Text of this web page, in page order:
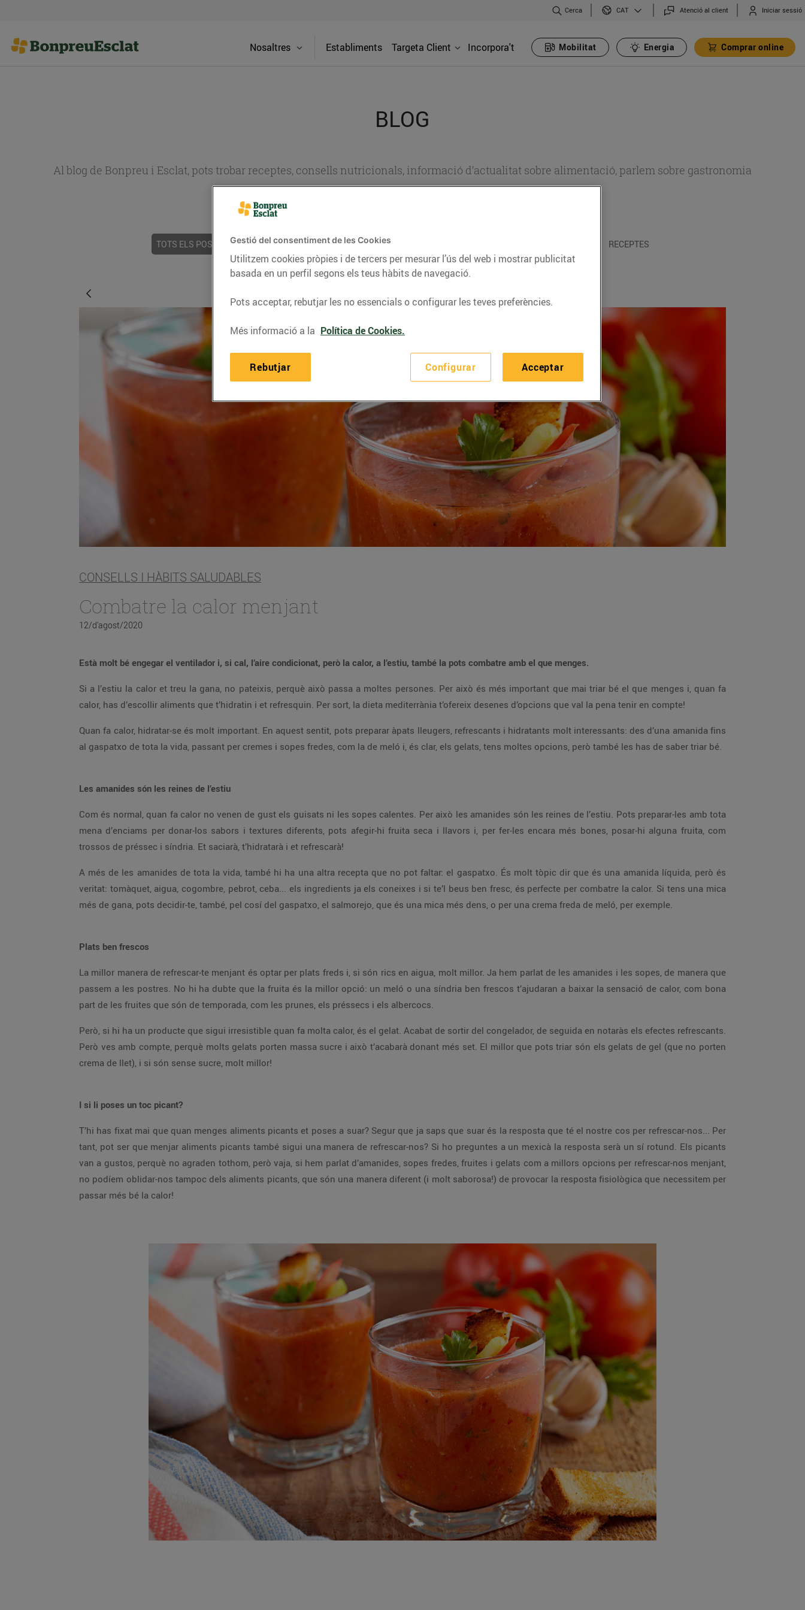
Cerca CAT Atenció al client Iniciar sessió
Nosaltres Establiments Targeta Client Incorpora't Mobilitat Energia Comprar online
BLOG
Al blog de Bonpreu i Esclat, pots trobar receptes, consells nutricionals, informació d’actualitat sobre alimentació, parlem sobre gastronomia
TOTS ELS POSTS ACTUALITAT CONSELLS I HÀBITS SALUDABLES RECEPTES
CONSELLS I HÀBITS SALUDABLES
Combatre la calor menjant
12/d’agost/2020
Està molt bé engegar el ventilador i, si cal, l’aire condicionat, però la calor, a l’estiu, també la pots combatre amb el que menges.
Si a l’estiu la calor et treu la gana, no pateixis, perquè això passa a moltes persones. Per això és més important que mai triar bé el que menges i, quan fa
calor, has d’escollir aliments que t’hidratin i et refresquin. Per sort, la dieta mediterrània t’ofereix desenes d’opcions que val la pena tenir en compte!
Quan fa calor, hidratar-se és molt important. En aquest sentit, pots preparar àpats lleugers, refrescants i hidratants molt interessants: des d’una amanida fins
al gaspatxo de tota la vida, passant per cremes i sopes fredes, com la de meló i, és clar, els gelats, tens moltes opcions, però també les has de saber triar bé.
Les amanides són les reines de l’estiu
Com és normal, quan fa calor no venen de gust els guisats ni les sopes calentes. Per això les amanides són les reines de l’estiu. Pots preparar-les amb tota
mena d’enciams per donar-los sabors i textures diferents, pots afegir-hi fruita seca i llavors i, per fer-les encara més bones, posar-hi alguna fruita, com
trossos de préssec i síndria. Et saciarà, t’hidratarà i et refrescarà!
A més de les amanides de tota la vida, també hi ha una altra recepta que no pot faltar: el gaspatxo. És molt tòpic dir que és una amanida líquida, però és
veritat: tomàquet, aigua, cogombre, pebrot, ceba... els ingredients ja els coneixes i si te’l beus ben fresc, és perfecte per combatre la calor. Si tens una mica
més de gana, pots decidir-te, també, pel cosí del gaspatxo, el salmorejo, que és una mica més dens, o per una crema freda de meló, per exemple.
Plats ben frescos
La millor manera de refrescar-te menjant és optar per plats freds i, si són rics en aigua, molt millor. Ja hem parlat de les amanides i les sopes, de manera que
passem a les postres. No hi ha dubte que la fruita és la millor opció: un meló o una síndria ben frescos t’ajudaran a baixar la sensació de calor, com bona
part de les fruites que són de temporada, com les prunes, els préssecs i els albercocs.
Però, si hi ha un producte que sigui irresistible quan fa molta calor, és el gelat. Acabat de sortir del congelador, de seguida en notaràs els efectes refrescants.
Però ves amb compte, perquè molts gelats porten massa sucre i això t’acabarà donant més set. El millor que pots triar són els gelats de gel (que no porten
crema de llet), i si són sense sucre, molt millor!
I si li poses un toc picant?
T’hi has fixat mai que quan menges aliments picants et poses a suar? Segur que ja saps que suar és la resposta que té el nostre cos per refrescar-nos... Per
tant, pot ser que menjar aliments picants també sigui una manera de refrescar-nos? Si ho preguntes a un mexicà la resposta serà un sí rotund. Els picants
van a gustos, perquè no agraden tothom, però vaja, si hem parlat d’amanides, sopes fredes, fruites i gelats com a millors opcions per refrescar-nos menjant,
no podíem oblidar-nos tampoc dels aliments picants, que són una manera diferent (i molt saborosa!) de provocar la resposta fisiològica que necessitem per
passar més bé la calor!
Gestió del consentiment de les Cookies
Utilitzem cookies pròpies i de tercers per mesurar l’ús del web i mostrar publicitat
basada en un perfil segons els teus hàbits de navegació.
Pots acceptar, rebutjar les no essencials o configurar les teves preferències.
Més informació a la Política de Cookies.
Configurar
Rebutjar Acceptar